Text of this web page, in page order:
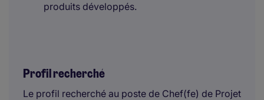
produits développés.
Profil recherché
Le profil recherché au poste de Chef(fe) de Projet